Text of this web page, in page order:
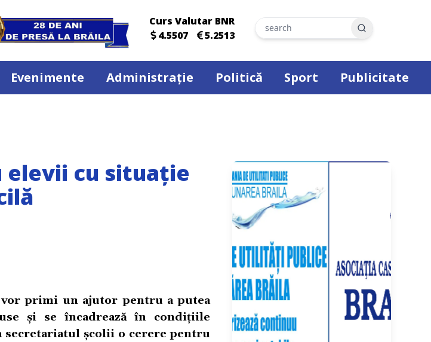
Curs Valutar BNR
4.5507
5.2513
Search
Evenimente Administrație Politică Sport Publicitate
elevii cu situație
primi un ajutor pentru a putea
și se încadrează în condițiile
secretariatul școlii o cerere pentru